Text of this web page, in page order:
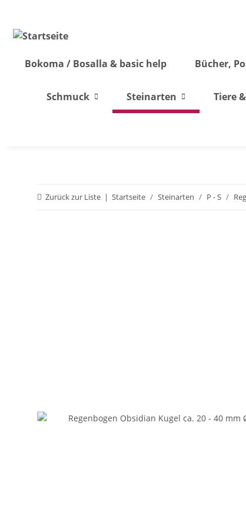
Bokoma / Bosalla & basic help Bücher,
Schmuck Steinarten Tiere
Zurück zur Liste Startseite Steinarten P - S